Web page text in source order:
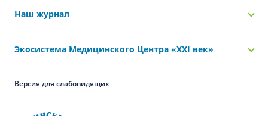
Наш журнал
Экосистема Медицинского Центра «‎XXI век»
Версия для слабовидящих